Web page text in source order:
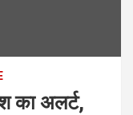
का अलर्ट,